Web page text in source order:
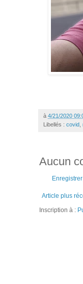
à 4/21/2020
Libellés : covid
Aucun
Article plus
Inscription à :